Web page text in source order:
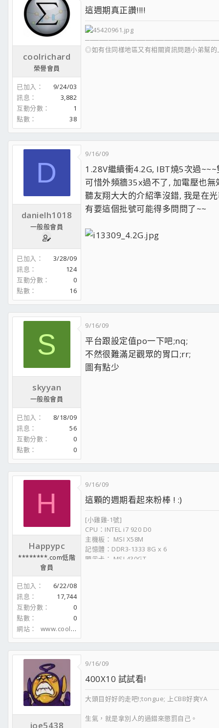
coolrichard
榮譽會員
已加入
9/24/03
訊息
3,882
互動分數
1
點數
38
這週期真正讚!!!!
◎如有住同樣地區又有相關資訊問題小弟幫
D
danielh1018
一般般會員
已加入
3/28/09
訊息
124
互動分數
0
點數
16
9/16/09
1.28V繼續衝4.2G, IBT燒5次過
可惜外頻牆35x過不了, 加電壓也
聽友翔大大的介紹準沒錯, 我是在
有要這個批號可能得多問問了~~
S
skyyan
一般般會員
已加入
8/18/09
訊息
56
互動分數
0
點數
0
9/16/09
平台跟設定值po一下吧;nq;
不然很難滿足觀眾的胃口;rr;
圖有點少
H
Happypc
********.com低階
會員
已加入
6/22/08
訊息
17,744
互動分數
0
點數
0
網站
www.coolaler.com
9/16/09
這顆的週期看起來粉棒 ! :)
[小雞雞-1號]
CPU：INTEL i7 920 D0
主機板： MSI X58M
記憶體：DDR3-1333 8G x 6
顯示卡： MSI 430GT
joe5438
9/16/09
400X10 試試看!
大頭目好好的走吧!;tongue; 上CBB好爽YA
生氣，就是拿別人的過錯來懲罰自己。